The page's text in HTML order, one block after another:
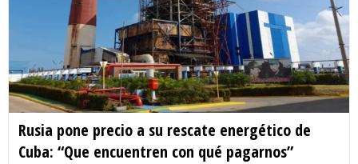
Rusia pone precio a su rescate energético de
Cuba: “Que encuentren con qué pagarnos”